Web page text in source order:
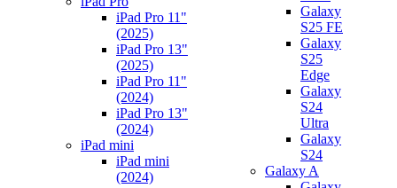
iPad Pro 11"
(2025)
iPad Pro 13"
(2025)
iPad Pro 11"
(2024)
iPad Pro 13"
(2024)
iPad mini
iPad mini
(2024)
Galaxy
S25 FE
Galaxy
S25
Edge
Galaxy
S24
Ultra
Galaxy
S24
Galaxy A